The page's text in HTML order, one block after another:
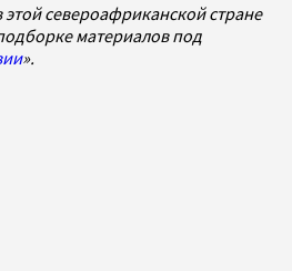
североафриканской стране
материалов под
».